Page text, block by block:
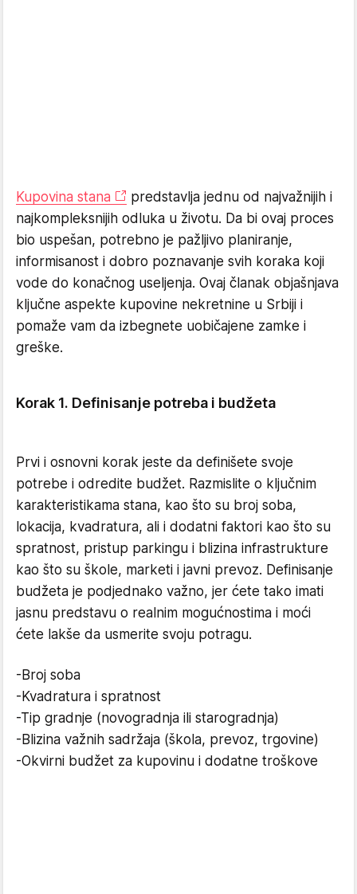
Kupovina stana
predstavlja jednu od najvažnijih i
najkompleksnijih odluka u životu. Da bi ovaj proces
bio uspešan, potrebno je pažljivo planiranje,
informisanost i dobro poznavanje svih koraka koji
vode do konačnog useljenja. Ovaj članak objašnjava
ključne aspekte kupovine nekretnine u Srbiji i
pomaže vam da izbegnete uobičajene zamke i
greške.
Korak 1. Definisanje potreba i budžeta
Prvi i osnovni korak jeste da definišete svoje
potrebe i odredite budžet. Razmislite o ključnim
karakteristikama stana, kao što su broj soba,
lokacija, kvadratura, ali i dodatni faktori kao što su
spratnost, pristup parkingu i blizina infrastrukture
kao što su škole, marketi i javni prevoz. Definisanje
budžeta je podjednako važno, jer ćete tako imati
jasnu predstavu o realnim mogućnostima i moći
ćete lakše da usmerite svoju potragu.
-Broj soba
-Kvadratura i spratnost
-Tip gradnje (novogradnja ili starogradnja)
-Blizina važnih sadržaja (škola, prevoz, trgovine)
-Okvirni budžet za kupovinu i dodatne troškove